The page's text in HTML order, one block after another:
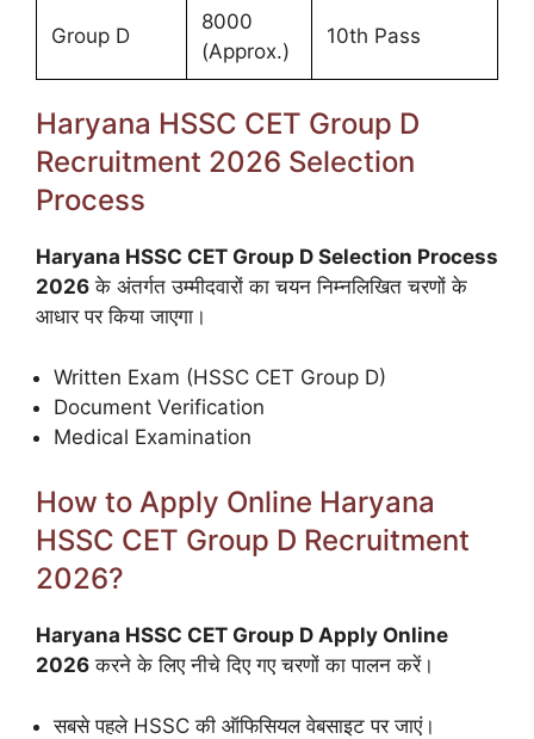
Group D
8000
(Approx.)
10th Pass
Haryana HSSC CET Group D
Recruitment 2026 Selection
Process
Haryana HSSC CET Group D Selection Process
2026 के अंतर्गत उम्मीदवारों का चयन निम्नलिखित चरणों के
आधार पर किया जाएगा।
Written Exam (HSSC CET Group D)
Document Verification
Medical Examination
How to Apply Online Haryana
HSSC CET Group D Recruitment
2026?
Haryana HSSC CET Group D Apply Online
2026 करने के लिए नीचे दिए गए चरणों का पालन करें।
सबसे पहले HSSC की ऑफिसियल वेबसाइट पर जाएं।